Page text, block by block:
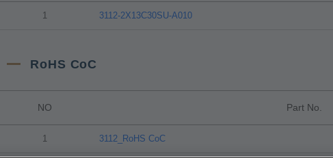
1 3112-2X13C30SU-A010
RoHS CoC
NO Part No.
1 3112_RoHS CoC